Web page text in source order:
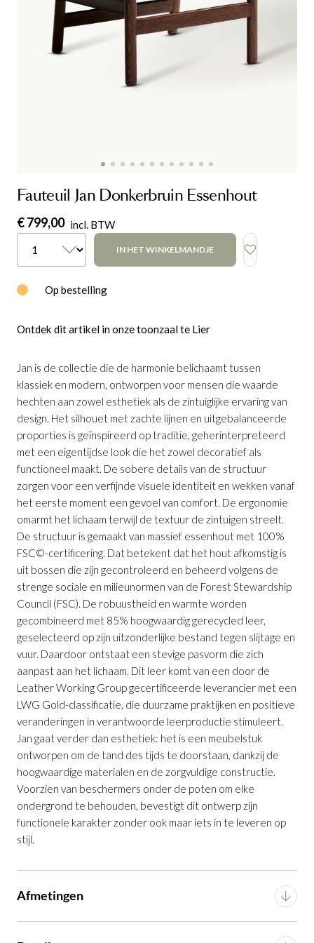
Fauteuil Jan Donkerbruin Essenhout
€ 799,00 incl. BTW
IN HET WINKELMANDJE
Op bestelling
Ontdek dit artikel in onze toonzaal te Lier
Jan is de collectie die de harmonie belichaamt tussen
klassiek en modern, ontworpen voor mensen die waarde
hechten aan zowel esthetiek als de zintuiglijke ervaring van
design. Het silhouet met zachte lijnen en uitgebalanceerde
proporties is geïnspireerd op traditie, geherinterpreteerd
met een eigentijdse look die het zowel decoratief als
functioneel maakt. De sobere details van de structuur
zorgen voor een verfijnde visuele identiteit en wekken vanaf
het eerste moment een gevoel van comfort. De ergonomie
omarmt het lichaam terwijl de textuur de zintuigen streelt.
De structuur is gemaakt van massief essenhout met 100%
FSC©-certificering. Dat betekent dat het hout afkomstig is
uit bossen die zijn gecontroleerd en beheerd volgens de
strenge sociale en milieunormen van de Forest Stewardship
Council (FSC). De robuustheid en warmte worden
gecombineerd met 85% hoogwaardig gerecycled leer,
geselecteerd op zijn uitzonderlijke bestand tegen slijtage en
vuur. Daardoor ontstaat een stevige pasvorm die zich
aanpast aan het lichaam. Dit leer komt van een door de
Leather Working Group gecertificeerde leverancier met een
LWG Gold-classificatie, die duurzame praktijken en positieve
veranderingen in verantwoorde leerproductie stimuleert.
Jan gaat verder dan esthetiek: het is een meubelstuk
ontworpen om de tand des tijds te doorstaan, dankzij de
hoogwaardige materialen en de zorgvuldige constructie.
Voorzien van beschermers onder de poten om elke
ondergrond te behouden, bevestigt dit ontwerp zijn
functionele karakter zonder ook maar iets in te leveren op
stijl.
Afmetingen
Fauteuil Jan Donkerbruin Essenhoutis
toegevoegd aan je winkelmandje
Fauteuil Jan Donkerbruin Essenhout
Productnummer: G16150014906
€ 799,00 incl. BTW